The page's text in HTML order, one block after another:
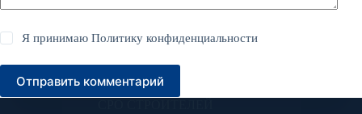
Я принимаюПолитику конфиденциальности
Отправить комментарий